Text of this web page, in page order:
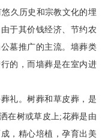
久历史和宗教文化的埋
于其价钱经济、节约农
墓推广的主流。墙葬类
的，而墙葬是在室内进
礼。树葬和草皮葬，是
在树或草皮上;花葬是由
，精心培植，孕育出美